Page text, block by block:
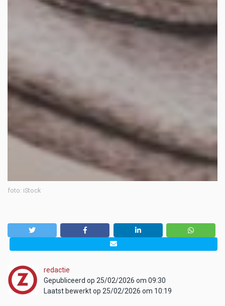
foto: iStock
redactie
Gepubliceerd op 25/02/2026 om 09:30
Laatst bewerkt op 25/02/2026 om 10:19